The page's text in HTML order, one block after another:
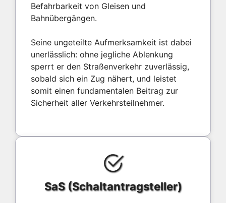
Befahrbarkeit von Gleisen und
Bahnübergängen.
Seine ungeteilte Aufmerksamkeit ist dabei
unerlässlich: ohne jegliche Ablenkung
sperrt er den Straßenverkehr zuverlässig,
sobald sich ein Zug nähert, und leistet
somit einen fundamentalen Beitrag zur
Sicherheit aller Verkehrsteilnehmer.
SaS (Schaltantragsteller)